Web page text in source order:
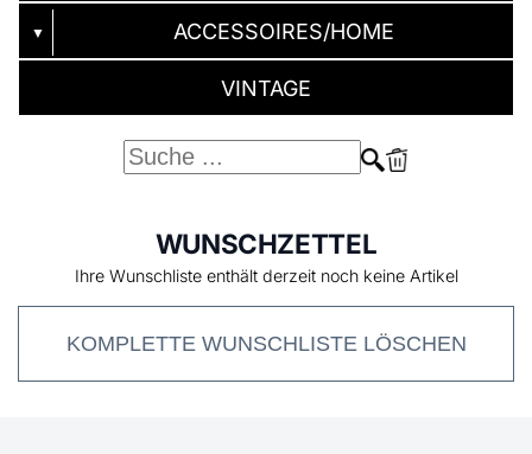
▼ ACCESSOIRES/HOME
VINTAGE
WUNSCHZETTEL
Ihre Wunschliste enthält derzeit noch keine Artikel
KOMPLETTE WUNSCHLISTE LÖSCHEN